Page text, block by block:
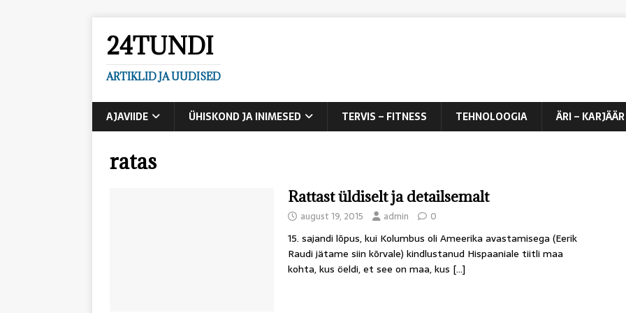
24TUNDI
ARTIKLID JA UUDISED
AJAVIIDE ÜHISKOND JA INIMESED TERVIS – FITNESS TEHNOLOOGIA ÄRI – KARJÄÄR
ratas
Rattast üldiselt ja detailsemalt
august 19, 2015 admin 0
15. sajandi lõpus, kui Kolumbus oli Ameerika avastamisega (Eerik
Raudi jätame siin kõrvale) kindlustanud Hispaaniale tiitli maa
kohta, kus öeldi, et see on maa, kus […]